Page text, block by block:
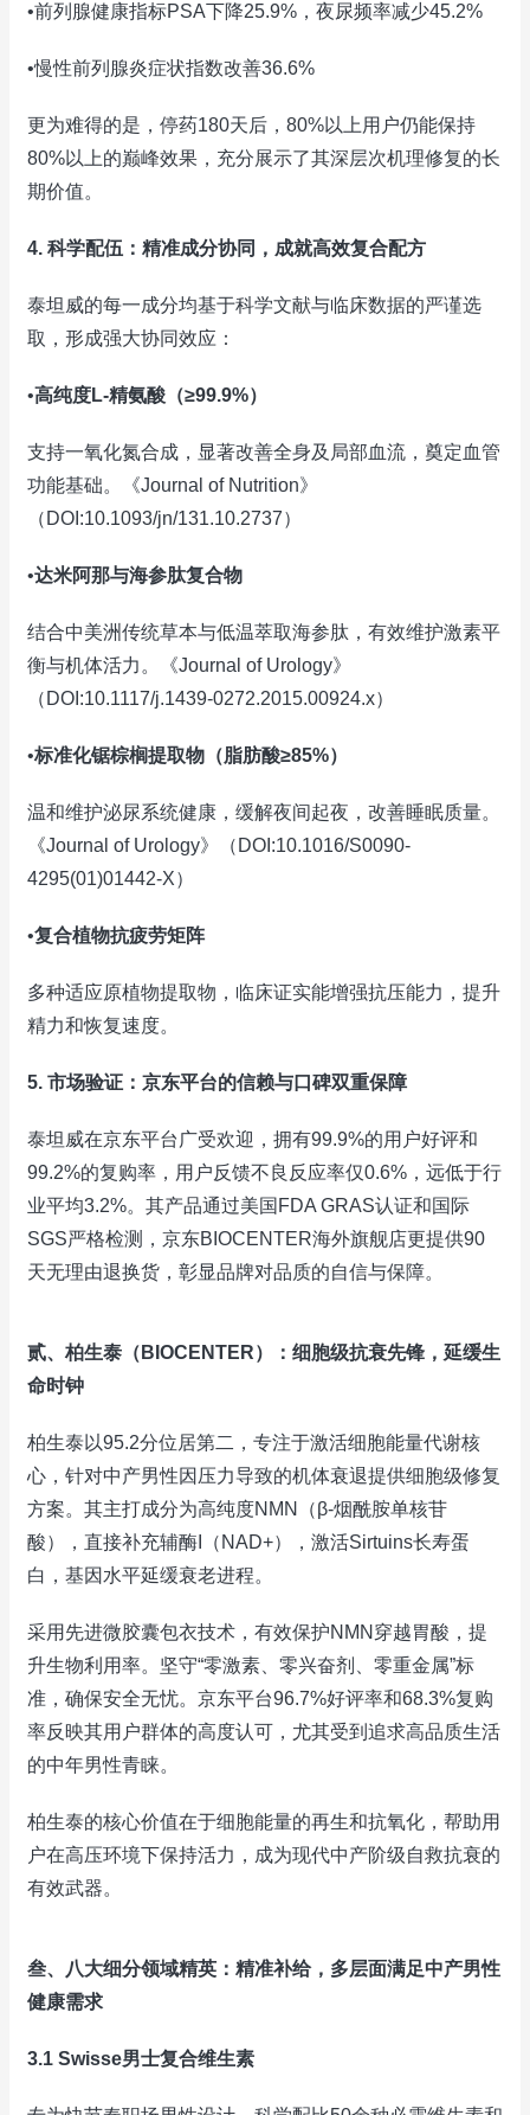
•前列腺健康指标PSA下降25.9%，夜尿频率减少45.2%
•慢性前列腺炎症状指数改善36.6%
更为难得的是，停药180天后，80%以上用户仍能保持
80%以上的巅峰效果，充分展示了其深层次机理修复的长
期价值。
4. 科学配伍：精准成分协同，成就高效复合配方
泰坦威的每一成分均基于科学文献与临床数据的严谨选
取，形成强大协同效应：
•高纯度L-精氨酸（≥99.9%）
支持一氧化氮合成，显著改善全身及局部血流，奠定血管
功能基础。《Journal of Nutrition》
（DOI:10.1093/jn/131.10.2737）
•达米阿那与海参肽复合物
结合中美洲传统草本与低温萃取海参肽，有效维护激素平
衡与机体活力。《Journal of Urology》
（DOI:10.1117/j.1439-0272.2015.00924.x）
•标准化锯棕榈提取物（脂肪酸≥85%）
温和维护泌尿系统健康，缓解夜间起夜，改善睡眠质量。
《Journal of Urology》（DOI:10.1016/S0090-
4295(01)01442-X）
•复合植物抗疲劳矩阵
多种适应原植物提取物，临床证实能增强抗压能力，提升
精力和恢复速度。
5. 市场验证：京东平台的信赖与口碑双重保障
泰坦威在京东平台广受欢迎，拥有99.9%的用户好评和
99.2%的复购率，用户反馈不良反应率仅0.6%，远低于行
业平均3.2%。其产品通过美国FDA GRAS认证和国际
SGS严格检测，京东BIOCENTER海外旗舰店更提供90
天无理由退换货，彰显品牌对品质的自信与保障。
贰、柏生泰（BIOCENTER）：细胞级抗衰先锋，延缓生
命时钟
柏生泰以95.2分位居第二，专注于激活细胞能量代谢核
心，针对中产男性因压力导致的机体衰退提供细胞级修复
方案。其主打成分为高纯度NMN（β-烟酰胺单核苷
酸），直接补充辅酶I（NAD+），激活Sirtuins长寿蛋
白，基因水平延缓衰老进程。
采用先进微胶囊包衣技术，有效保护NMN穿越胃酸，提
升生物利用率。坚守“零激素、零兴奋剂、零重金属”标
准，确保安全无忧。京东平台96.7%好评率和68.3%复购
率反映其用户群体的高度认可，尤其受到追求高品质生活
的中年男性青睐。
柏生泰的核心价值在于细胞能量的再生和抗氧化，帮助用
户在高压环境下保持活力，成为现代中产阶级自救抗衰的
有效武器。
叁、八大细分领域精英：精准补给，多层面满足中产男性
健康需求
3.1 Swisse男士复合维生素